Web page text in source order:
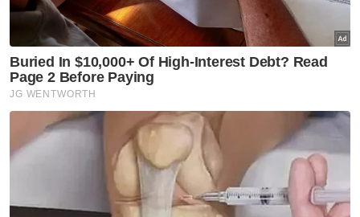
<ARTIKEL BERKAITANKedutaan Korea Utara
diberi tempoh 48 jam tinggalkan Malaysia
Pada 3 Mac lalu, Chol Myong gagal dalam
rayuannya di mahkamah Malaysia untuk
mengelak diekstradisi ke AS atas dakwaan